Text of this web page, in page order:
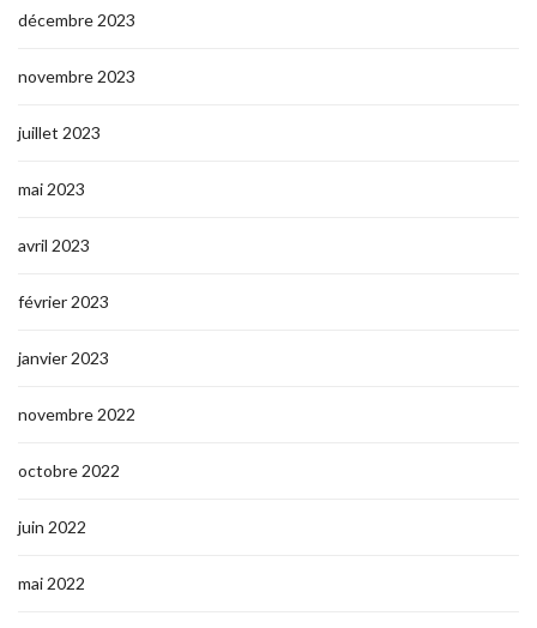
décembre 2023
novembre 2023
juillet 2023
mai 2023
avril 2023
février 2023
janvier 2023
novembre 2022
octobre 2022
juin 2022
mai 2022